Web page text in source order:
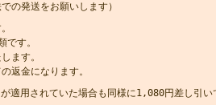
の発送をお願いします）
です。
ます。
返金になります。
適用されていた場合も同様に1,080円差し引い